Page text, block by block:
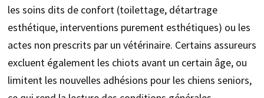
les soins dits de confort (toilettage, détartrage
esthétique, interventions purement esthétiques) ou les
actes non prescrits par un vétérinaire. Certains assureurs
excluent également les chiots avant un certain âge, ou
limitent les nouvelles adhésions pour les chiens seniors,